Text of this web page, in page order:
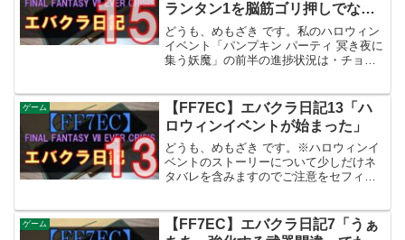
ランタン1を脳筋ゴリ押しでなん
とかクリア」
どうも、めもざき です。私のハロウィン
イベント「パンプキン パーティ 冥き夜に
集う妖魔」の前半の進捗状況は・チョコ
だけクリアできずだいたいこんな感じで
す。「EX...
ゲーム
【FF7EC】エバクラ日記13「ハ
ロウィンイベントが始まった」
どうも、めもざき です。※ハロウィンイ
ベントのストーリーについて少しだけネ
タバレを含みますのでご注意をセフィロ
凸する事が出来ました！！私のHPが削ら
れたけどな、、、当...
ゲーム
【FF7EC】エバクラ日記7「うぁ